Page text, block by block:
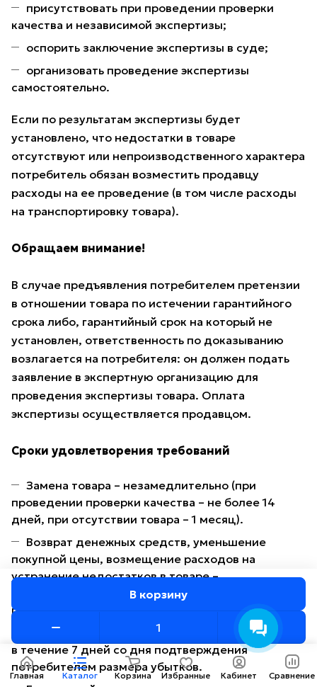
В корзину
присутствовать при проведении проверки
качества и независимой экспертизы;
оспорить заключение экспертизы в суде;
организовать проведение экспертизы
самостоятельно.
Если по результатам экспертизы будет
установлено, что недостатки в товаре
отсутствуют или непроизводственного характера
потребитель обязан возместить продавцу
расходы на ее проведение (в том числе расходы
на транспортировку товара).
Обращаем внимание!
В случае предъявления потребителем претензии
в отношении товара по истечении гарантийного
срока либо, гарантийный срок на который не
установлен, ответственность по доказыванию
возлагается на потребителя: он должен подать
заявление в экспертную организацию для
проведения экспертизы товара. Оплата
экспертизы осуществляется продавцом.
Сроки удовлетворения требований
Замена товара – незамедлительно (при
проведении проверки качества – не более 14
дней, при отсутствии товара – 1 месяц).
Возврат денежных средств, уменьшение
покупной цены, возмещение расходов на
устранение недостатков в товаре –
незамедлительно либо в течение 7 дней, при
проведении экспертизы – 14 дней.
Возмещение убытков – незамедлительно либо
в течение 7 дней со дня подтверждения
потребителем размера убытков.
Главная Каталог Корзина Избранные Кабинет Сравнение